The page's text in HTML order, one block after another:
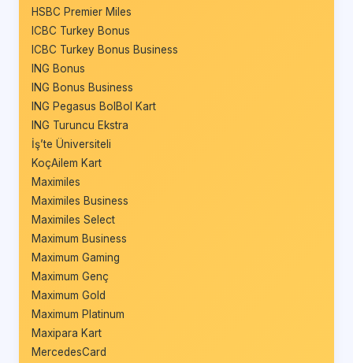
HSBC Premier Miles
ICBC Turkey Bonus
ICBC Turkey Bonus Business
ING Bonus
ING Bonus Business
ING Pegasus BolBol Kart
ING Turuncu Ekstra
İş’te Üniversiteli
KoçAilem Kart
Maximiles
Maximiles Business
Maximiles Select
Maximum Business
Maximum Gaming
Maximum Genç
Maximum Gold
Maximum Platinum
Maxipara Kart
MercedesCard